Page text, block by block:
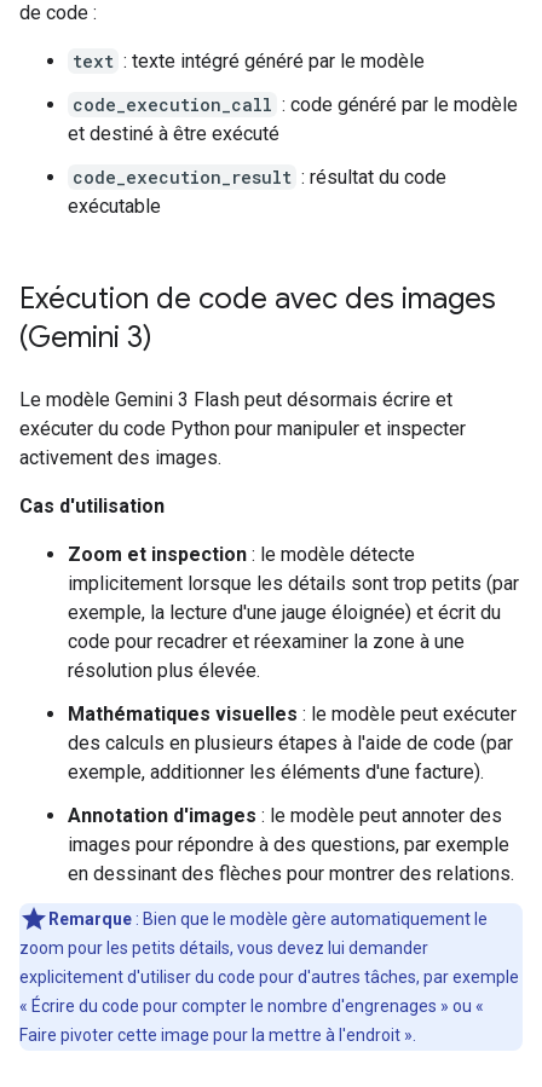
de code :
text : texte intégré généré par le modèle
code_execution_call : code généré par le modèle
et destiné à être exécuté
code_execution_result : résultat du code
exécutable
Exécution de code avec des images
(Gemini 3)
Le modèle Gemini 3 Flash peut désormais écrire et
exécuter du code Python pour manipuler et inspecter
activement des images.
Cas d'utilisation
Zoom et inspection : le modèle détecte
implicitement lorsque les détails sont trop petits (par
exemple, la lecture d'une jauge éloignée) et écrit du
code pour recadrer et réexaminer la zone à une
résolution plus élevée.
Mathématiques visuelles : le modèle peut exécuter
des calculs en plusieurs étapes à l'aide de code (par
exemple, additionner les éléments d'une facture).
Annotation d'images : le modèle peut annoter des
images pour répondre à des questions, par exemple
en dessinant des flèches pour montrer des relations.
Remarque : Bien que le modèle gère automatiquement le
zoom pour les petits détails, vous devez lui demander
explicitement d'utiliser du code pour d'autres tâches, par exemple
« Écrire du code pour compter le nombre d'engrenages » ou «
Faire pivoter cette image pour la mettre à l'endroit ».